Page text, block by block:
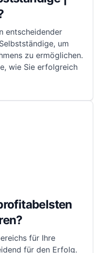
entscheidender
um
zu ermöglichen.
wie Sie erfolgreich
für Ihre
für den Erfolg.